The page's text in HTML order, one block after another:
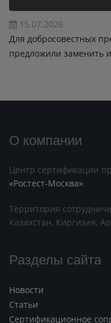
15.07.2026
Для добросовестных
предложили заменить
О компании
Центр сертификации
«Ростест-Москва».
Территория
Казахстан, Киргизия,
Разделы сайта
Новости
Статьи
Сертификационное